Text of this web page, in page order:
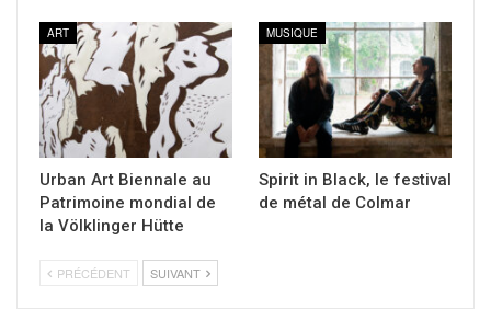
ART
Urban Art Biennale au
Patrimoine mondial de
la Völklinger Hütte
MUSIQUE
Spirit in Black, le festival
de métal de Colmar
PRÉCÉDENT SUIVANT